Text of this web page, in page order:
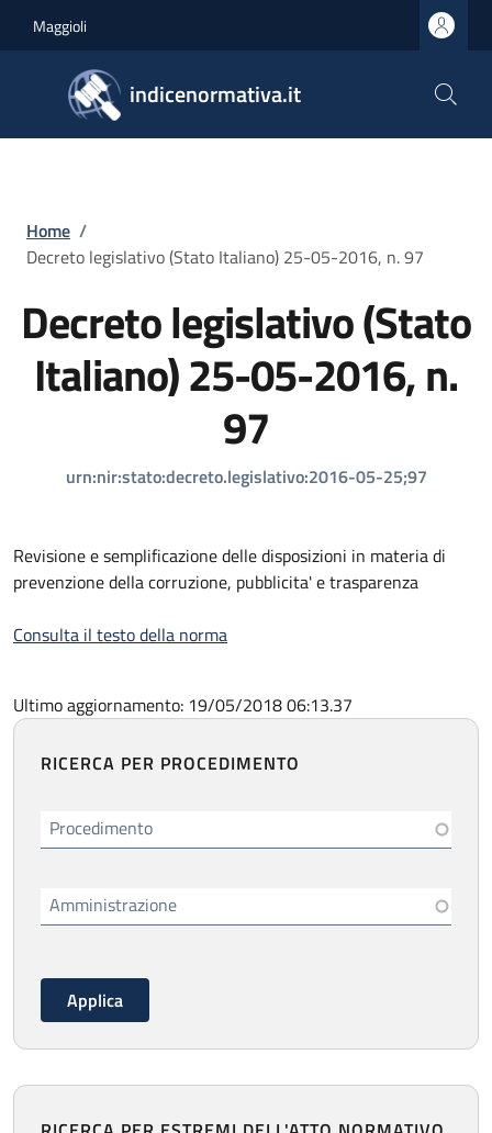
Maggioli
indicenormativa.it
Briciole di pane
Home /
Decreto legislativo (Stato Italiano) 25-05-2016, n. 97
Decreto legislativo (Stato
Italiano) 25-05-2016, n.
97
urn:nir:stato:decreto.legislativo:2016-05-25;97
Revisione e semplificazione delle disposizioni in materia di
prevenzione della corruzione, pubblicita' e trasparenza
Consulta il testo della norma
Ultimo aggiornamento: 19/05/2018 06:13.37
RICERCA PER PROCEDIMENTO
Procedimento
Amministrazione